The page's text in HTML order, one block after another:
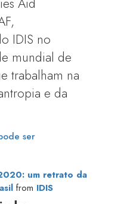
Aid
IDIS no
mundial de
trabalham na
e da
ser
um retrato da
from IDIS